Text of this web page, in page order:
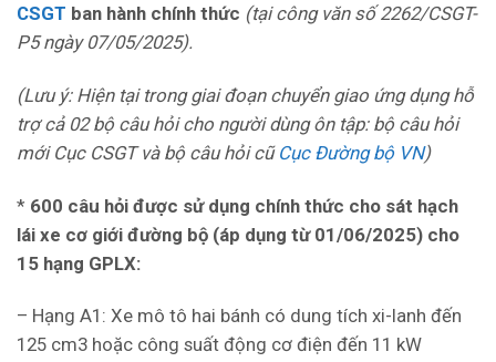
CSGT ban hành chính thức (tại công văn số 2262/CSGT-
P5 ngày 07/05/2025).
(Lưu ý: Hiện tại trong giai đoạn chuyển giao ứng dụng hỗ
trợ cả 02 bộ câu hỏi cho người dùng ôn tập: bộ câu hỏi
mới Cục CSGT và bộ câu hỏi cũ Cục Đường bộ VN)
* 600 câu hỏi được sử dụng chính thức cho sát hạch
lái xe cơ giới đường bộ (áp dụng từ 01/06/2025) cho
15 hạng GPLX:
– Hạng A1: Xe mô tô hai bánh có dung tích xi-lanh đến
125 cm3 hoặc công suất động cơ điện đến 11 kW